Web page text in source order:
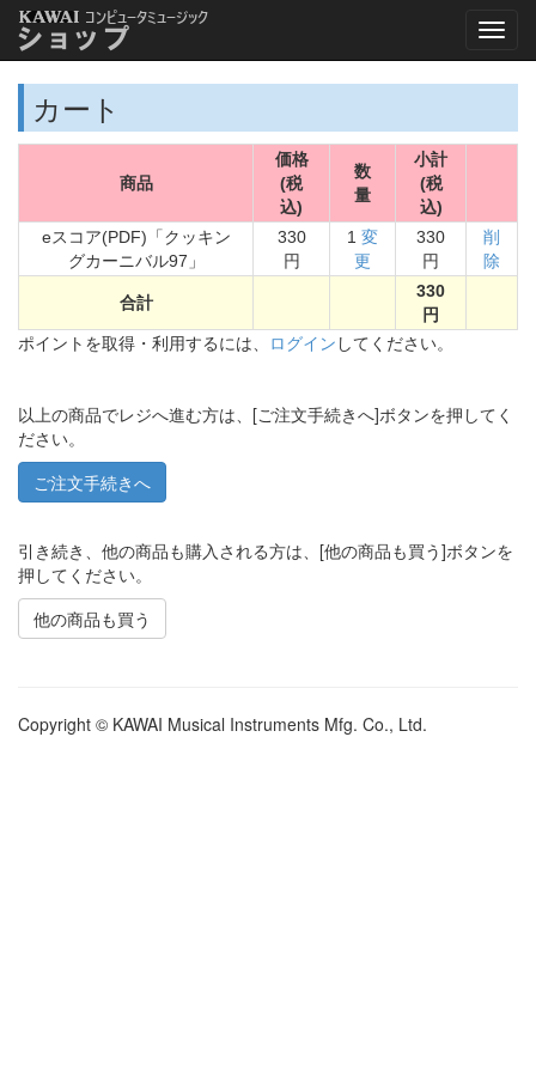
カート
商品
価格
(税
込)
数
量
小計
(税
込)
eスコア(PDF)「クッキン
グカーニバル97」
330
円
1 変
更
330
円
削
除
合計
330
円
ポイントを取得・利用するには、 ログイン してください。
以上の商品でレジへ進む方は、[ご注文手続きへ]ボタンを押してく
ださい。
引き続き、他の商品も購入される方は、[他の商品も買う]ボタンを
押してください。
他の商品も買う
Copyright © KAWAI Musical Instruments Mfg. Co., Ltd.